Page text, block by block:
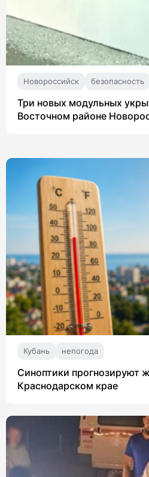
Новороссийск безопасность
Три новых модульных
Восточном районе
Кубань непогода
Синоптики прогнозируют
Краснодарском крае